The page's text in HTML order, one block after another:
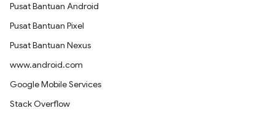
Pusat Bantuan Android
Pusat Bantuan Pixel
Pusat Bantuan Nexus
www.android.com
Google Mobile Services
Stack Overflow